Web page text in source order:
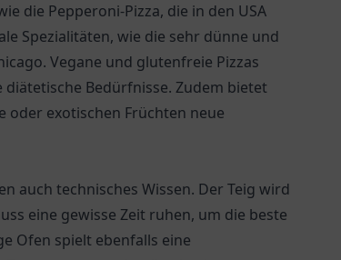
die Pepperoni-Pizza, die in den USA
Spezialitäten, wie die sehr dünne und
Vegane und glutenfreie Pizzas
Bedürfnisse. Zudem bietet
oder exotischen Früchten neue
auch technisches Wissen. Der Teig wird
eine gewisse Zeit ruhen, um die beste
Ofen spielt ebenfalls eine